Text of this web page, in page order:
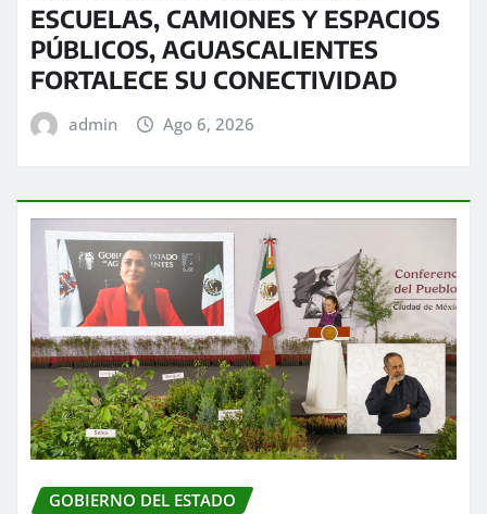
ESCUELAS, CAMIONES Y ESPACIOS
PÚBLICOS, AGUASCALIENTES
FORTALECE SU CONECTIVIDAD
admin Ago 6, 2026
GOBIERNO DEL ESTADO